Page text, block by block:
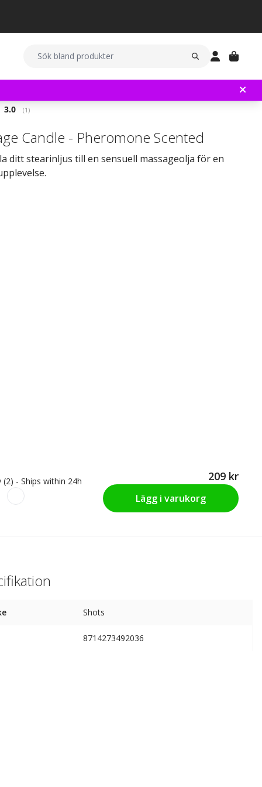
Snittbetyg:
3.0 (röster:
1)
Candle - Pheromone Scented
ditt stearinljus till en sensuell massageolja för en
- Ships within 24h 209 kr
Lägg i varukorg
Shots
8714273492036